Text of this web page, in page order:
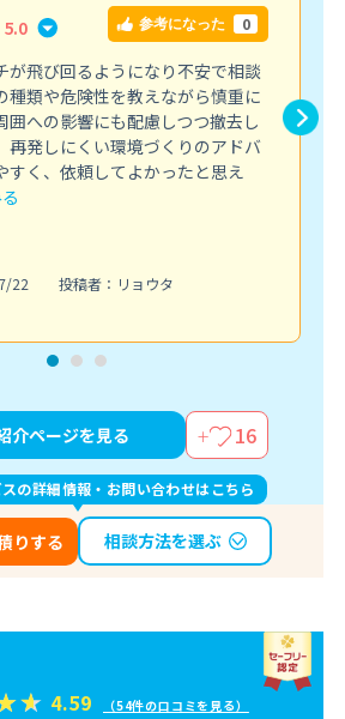
5.0 参考になった 0
が飛び回るようになり不安で相談
種類や危険性を教えながら慎重に
囲への影響にも配慮しつつ撤去し
再発しにくい環境づくりのアドバ
すく、依頼してよかったと思え
22
投稿者：リョウタ
介ページを見る 16
の詳細情報・お問い合わせはこちら
りする 相談方法を選ぶ
4.59 （54件の口コミを見る）